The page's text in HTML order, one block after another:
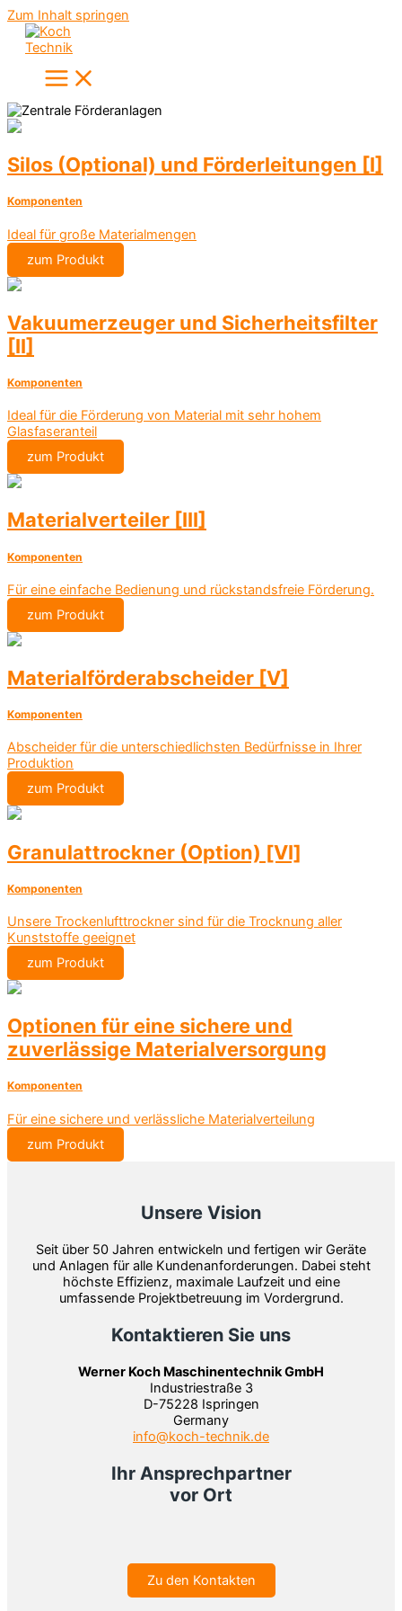
Zum Inhalt springen
Silos (Optional) und Förderleitungen [I]
Komponenten
Ideal für große Materialmengen
zum Produkt
Vakuumerzeuger und Sicherheitsfilter
[II]
Komponenten
Ideal für die Förderung von Material mit sehr hohem
Glasfaseranteil
zum Produkt
Materialverteiler [III]
Komponenten
Für eine einfache Bedienung und rückstandsfreie Förderung.
zum Produkt
Materialförderabscheider [V]
Komponenten
Abscheider für die unterschiedlichsten Bedürfnisse in Ihrer
Produktion
zum Produkt
Granulattrockner (Option) [VI]
Komponenten
Unsere Trockenlufttrockner sind für die Trocknung aller
Kunststoffe geeignet
zum Produkt
Optionen für eine sichere und
zuverlässige Materialversorgung
Komponenten
Für eine sichere und verlässliche Materialverteilung
zum Produkt
Unsere Vision
Seit über 50 Jahren entwickeln und fertigen wir Geräte
und Anlagen für alle Kundenanforderungen. Dabei steht
höchste Effizienz, maximale Laufzeit und eine
umfassende Projektbetreuung im Vordergrund.
Kontaktieren Sie uns
Werner Koch Maschinentechnik GmbH
Industriestraße 3
D-75228 Ispringen
Germany
info@koch-technik.de
Ihr Ansprechpartner
vor Ort
Zu den Kontakten